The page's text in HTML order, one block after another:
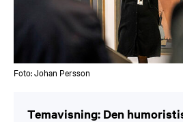
Foto: Johan Persson
Temavisning: Den